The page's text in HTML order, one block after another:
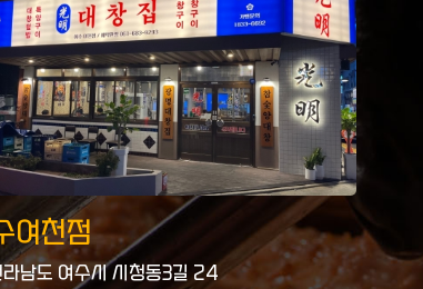
여천점
라남도 여수시 시청동3길 24